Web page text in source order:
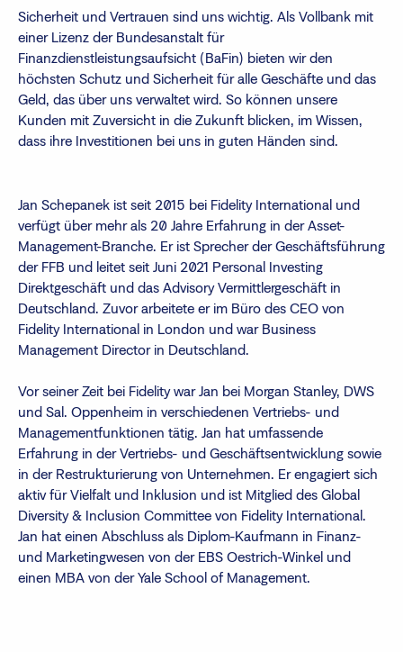
Sicherheit und Vertrauen sind uns wichtig. Als Vollbank mit
einer Lizenz der Bundesanstalt für
Finanzdienstleistungsaufsicht (BaFin) bieten wir den
höchsten Schutz und Sicherheit für alle Geschäfte und das
Geld, das über uns verwaltet wird. So können unsere
Kunden mit Zuversicht in die Zukunft blicken, im Wissen,
dass ihre Investitionen bei uns in guten Händen sind.
Jan Schepanek ist seit 2015 bei Fidelity International und
verfügt über mehr als 20 Jahre Erfahrung in der Asset-
Management-Branche. Er ist Sprecher der Geschäftsführung
der FFB und leitet seit Juni 2021 Personal Investing
Direktgeschäft und das Advisory Vermittlergeschäft in
Deutschland. Zuvor arbeitete er im Büro des CEO von
Fidelity International in London und war Business
Management Director in Deutschland.
Vor seiner Zeit bei Fidelity war Jan bei Morgan Stanley, DWS
und Sal. Oppenheim in verschiedenen Vertriebs- und
Managementfunktionen tätig. Jan hat umfassende
Erfahrung in der Vertriebs- und Geschäftsentwicklung sowie
in der Restrukturierung von Unternehmen. Er engagiert sich
aktiv für Vielfalt und Inklusion und ist Mitglied des Global
Diversity & Inclusion Committee von Fidelity International.
Jan hat einen Abschluss als Diplom-Kaufmann in Finanz-
und Marketingwesen von der EBS Oestrich-Winkel und
einen MBA von der Yale School of Management.